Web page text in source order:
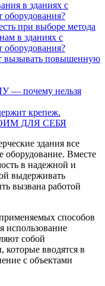
в зданиях с
при выборе метода
в зданиях с
вызывать повышенную
почему нельзя
крепеж.
ДЛЯ СЕБЯ
здания все
оборудование. Вместе
в надежной и
выдерживать
вызвана работой
способов
использование
собой
которые вводятся в
с объектами